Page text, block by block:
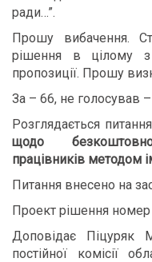
ради…”.
Прошу вибачення.
рішення в цілому з
пропозиції. Прошу
За – 66, не голосував
Розглядається питання
щодо
працівників методом
Питання внесено на
Проект рішення
Доповідає Піцуряк
постійної комісії